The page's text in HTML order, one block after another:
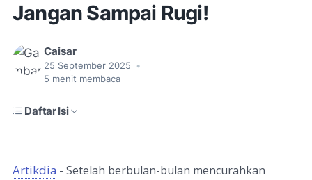
Jangan Sampai Rugi!
Caisar
25 September 2025
•
5 menit membaca
Daftar Isi
Artikdia - Setelah berbulan-bulan mencurahkan